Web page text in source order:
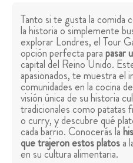
Tanto si te gusta la comida
la historia o simplemente
explorar Londres, el Tour
opción perfecta parapasar
capital del Reino Unido.
apasionados, te muestra el
comunidades en la cocina
visión única de su historia
tradicionales como patatas
o curry, y descubre qué
cada barrio. Conocerás la
que trajeron estos platosa
en su cultura alimentaria.